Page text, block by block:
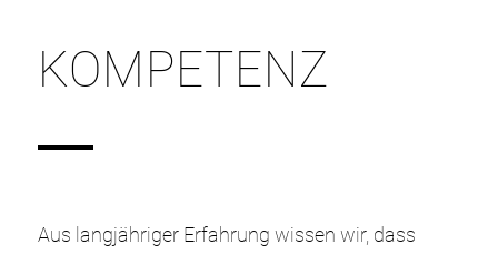
KOMPETENZ
Aus langjähriger Erfahrung wissen wir, dass